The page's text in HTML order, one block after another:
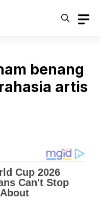
benang
artis